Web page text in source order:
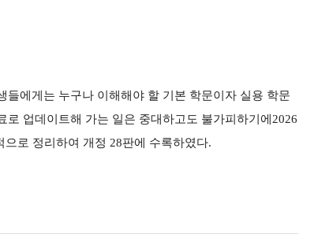
들에게는 누구나 이해해야 할 기본 학문이자 실용 학문
로 업데이트해 가는 일은 중대하고도 불가피하기에2026
로 정리하여 개정 28판에 수록하였다.